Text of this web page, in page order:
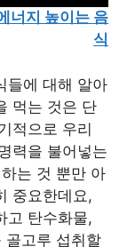
너지 높이는 음
식
들에 대해 알아
먹는 것은 단
적으로 우리
력을 불어넣는
는 것 뿐만 아
중요한데요,
고 탄수화물,
골고루 섭취할